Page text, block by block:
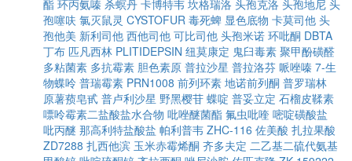
酯 环丙氨嗪 杀螟丹 卡博特韦 坎格瑞洛 头孢克洛 头孢地尼 头
孢噻呋 氯灭鼠灵 CYSTOFUR 毒死蜱 显色底物 卡莫司他 头
孢他美 新利司他 西他司他 可比司他 头孢米诺 环吡酮 DBTA
丁布 匹凡西林 PLITIDEPSIN 纽莫康定 鬼臼毒素 聚甲酚磺醛
多粘菌素 多抗霉素 胆色素原 普拉沙星 普拉洛芬 哌唑嗪 7-生
物蝶呤 普瑞霉素 PRN1008 前列环素 地诺前列酮 普罗瑞林
原薯蓣皂甙 普卢利沙星 野黑樱苷 蝶啶 普妥立定 石榴皮鞣素
嘌呤霉素二盐酸盐水合物 吡唑醚菌酯 氟虫吡喹 嘧啶磺酸盐
吡丙醚 那高利特盐酸盐 帕利普韦 ZHC-116 佐美酸 扎拉果酸
ZD7288 扎西他滨 玉米赤霉烯酮 齐多夫定 二乙基二硫代氨基